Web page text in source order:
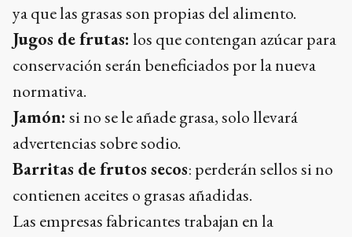
ya que las grasas son propias del alimento.
Jugos de frutas: los que contengan azúcar para
conservación serán beneficiados por la nueva
normativa.
Jamón: si no se le añade grasa, solo llevará
advertencias sobre sodio.
Barritas de frutos secos: perderán sellos si no
contienen aceites o grasas añadidas.
Las empresas fabricantes trabajan en la